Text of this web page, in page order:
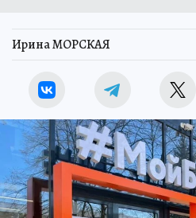
Ирина МОРСКАЯ